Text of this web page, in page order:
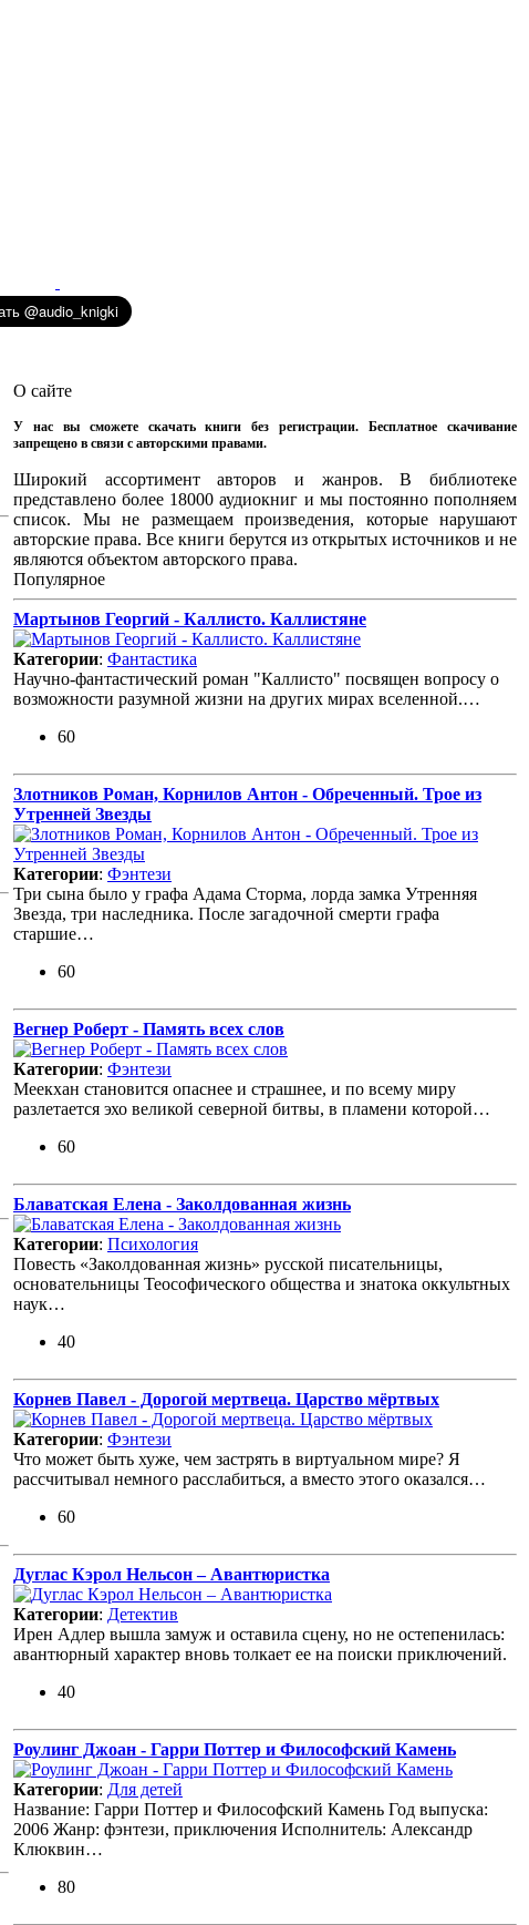
О сайте
У нас вы сможете скачать книги без регистрации. Бесплатное скачивание
запрещено в связи с авторскими правами.
Широкий ассортимент авторов и жанров. В библиотеке
представлено более 18000 аудиокниг и мы постоянно пополняем
список. Мы не размещаем произведения, которые нарушают
авторские права. Все книги берутся из открытых источников и не
являются объектом авторского права.
Популярное
Мартынов Георгий - Каллисто. Каллистяне
Категории: Фантастика
Научно-фантастический роман "Каллисто" посвящен вопросу о
возможности разумной жизни на других мирах вселенной.…
60
Злотников Роман, Корнилов Антон - Обреченный. Трое из
Утренней Звезды
Категории: Фэнтези
Три сына было у графа Адама Сторма, лорда замка Утренняя
Звезда, три наследника. После загадочной смерти графа
старшие…
60
Вегнер Роберт - Память всех слов
Категории: Фэнтези
Меекхан становится опаснее и страшнее, и по всему миру
разлетается эхо великой северной битвы, в пламени которой…
60
Блаватская Елена - Заколдованная жизнь
Категории: Психология
Повесть «Заколдованная жизнь» русской писательницы,
основательницы Теософического общества и знатока оккультных
наук…
40
Корнев Павел - Дорогой мертвеца. Царство мёртвых
Категории: Фэнтези
Что может быть хуже, чем застрять в виртуальном мире? Я
рассчитывал немного расслабиться, а вместо этого оказался…
60
Дуглас Кэрол Нельсон – Авантюристка
Категории: Детектив
Ирен Адлер вышла замуж и оставила сцену, но не остепенилась:
авантюрный характер вновь толкает ее на поиски приключений.
40
Роулинг Джоан - Гарри Поттер и Философский Камень
Категории: Для детей
Название: Гарри Поттер и Философский Камень Год выпуска:
2006 Жанр: фэнтези, приключения Исполнитель: Александр
Клюквин…
80